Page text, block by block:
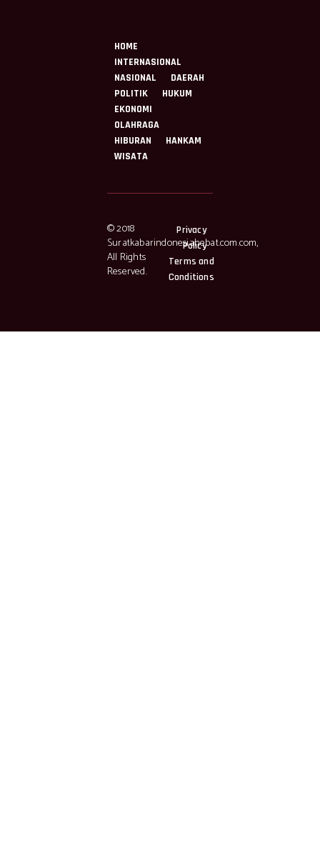
HOME
INTERNASIONAL
NASIONAL
DAERAH
POLITIK
HUKUM
EKONOMI
OLAHRAGA
HIBURAN
HANKAM
WISATA
© 2018
Suratkabarindonesiahebat.com.com,
All Rights
Reserved.
Privacy
Policy
Terms and
Conditions